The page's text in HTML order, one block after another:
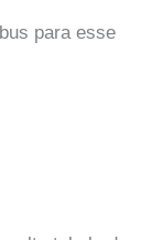
para esse